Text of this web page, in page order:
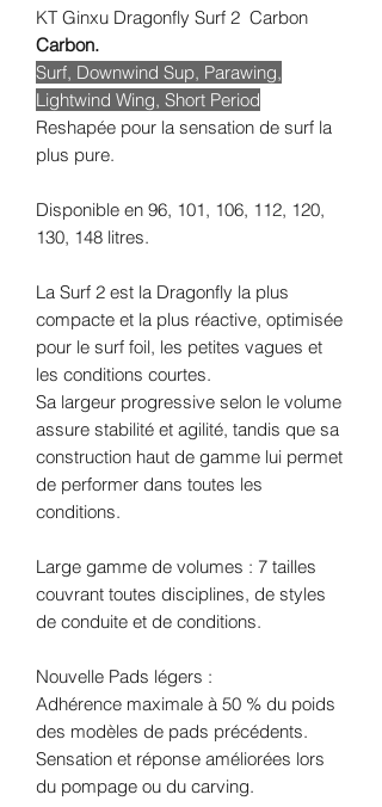
KT Ginxu Dragonfly Surf 2 Carbon
Carbon.
Surf, Downwind Sup, Parawing,
Lightwind Wing, Short Period
Reshapée pour la sensation de surf la
plus pure.
Disponible en 96, 101, 106, 112, 120,
130, 148 litres.
La Surf 2 est la Dragonfly la plus
compacte et la plus réactive, optimisée
pour le surf foil, les petites vagues et
les conditions courtes.
Sa largeur progressive selon le volume
assure stabilité et agilité, tandis que sa
construction haut de gamme lui permet
de performer dans toutes les
conditions.
Large gamme de volumes : 7 tailles
couvrant toutes disciplines, de styles
de conduite et de conditions.
Nouvelle Pads légers :
Adhérence maximale à 50 % du poids
des modèles de pads précédents.
Sensation et réponse améliorées lors
du pompage ou du carving.